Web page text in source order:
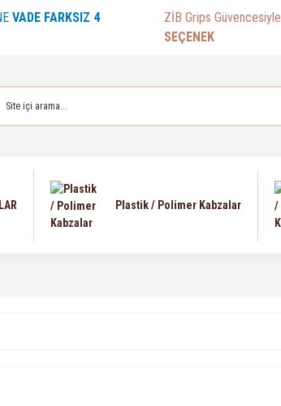
VADE FARKSIZ 4
ZİB Grips Güvencesiyle
SEÇENEK
Plastik / Polimer Kabzalar